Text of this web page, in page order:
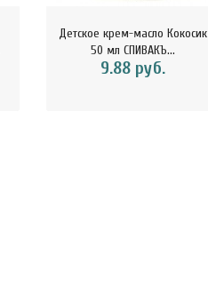
Детское крем-масло Кокосик
50 мл СПИВАКЪ...
9.88 руб.